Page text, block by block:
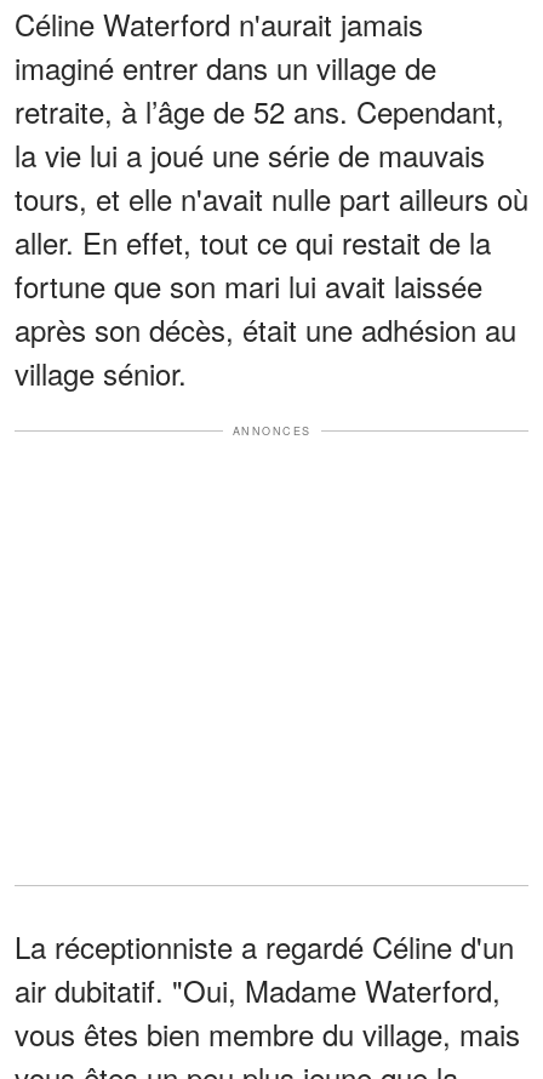
Céline Waterford n'aurait jamais
imaginé entrer dans un village de
retraite, à l’âge de 52 ans. Cependant,
la vie lui a joué une série de mauvais
tours, et elle n'avait nulle part ailleurs où
aller. En effet, tout ce qui restait de la
fortune que son mari lui avait laissée
après son décès, était une adhésion au
village sénior.
ANNONCES
La réceptionniste a regardé Céline d'un
air dubitatif. "Oui, Madame Waterford,
vous êtes bien membre du village, mais